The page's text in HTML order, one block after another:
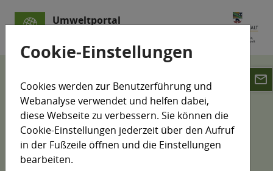
Umweltportal
Karten
Umweltdaten-Karte
Viele Informationen zur Umwelt können auf Karten
Cookie-Einstellungen
Cookies werden zur Benutzerführung und
Webanalyse verwendet und helfen dabei,
diese Webseite zu verbessern. Sie können die
Cookie-Einstellungen jederzeit über den Aufruf
in der Fußzeile öffnen und die Einstellungen
bearbeiten.
email